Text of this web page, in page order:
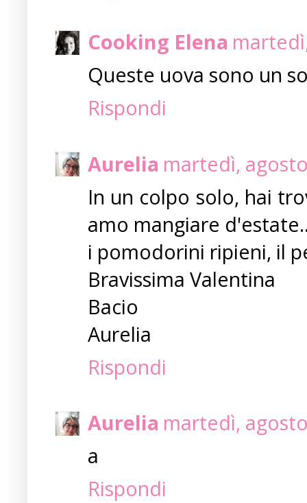
Cooking Elena
Queste uova sono un
Rispondi
Aurelia martedì,
In un colpo solo, hai
amo mangiare
i pomodorini ripieni, il
Bravissima Valentina
Bacio
Aurelia
Rispondi
Aurelia martedì,
a
Rispondi